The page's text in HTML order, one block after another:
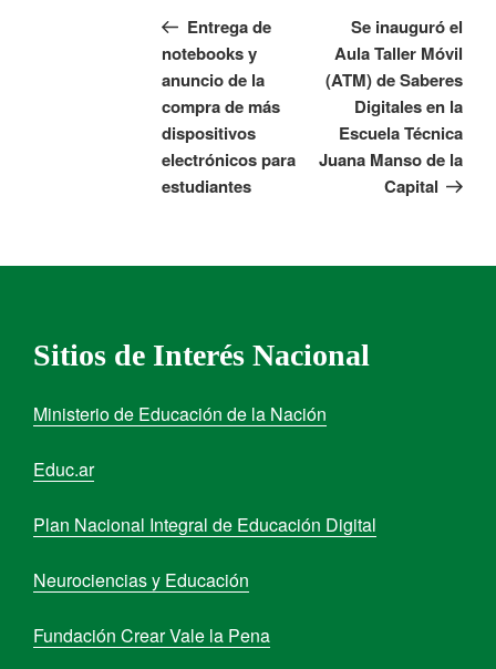
Entrega de
notebooks y
anuncio de la
compra de más
dispositivos
electrónicos para
estudiantes
Se inauguró el
Aula Taller Móvil
(ATM) de Saberes
Digitales en la
Escuela Técnica
Juana Manso de la
Capital
Sitios de Interés Nacional
Ministerio de Educación de la Nación
Educ.ar
Plan Nacional Integral de Educación Digital
Neurociencias y Educación
Fundación Crear Vale la Pena